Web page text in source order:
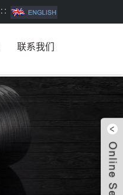
∷
联系我们